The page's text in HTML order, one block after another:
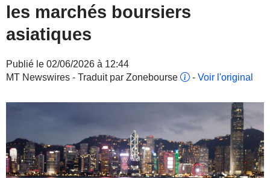
les marchés boursiers
asiatiques
Publié le 02/06/2026 à 12:44
MT Newswires - Traduit par Zonebourse
- Voir l'original